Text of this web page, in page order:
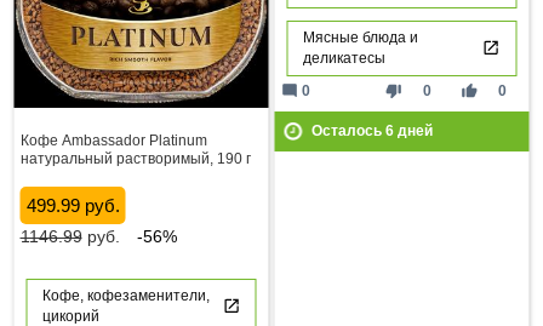
Мясные блюда и
деликатесы
thumb_down 0 thumb_up 0
mode_comment 0
Осталось 6дней
Кофе Ambassador Platinum
натуральный растворимый, 190 г
499.99 руб.
1146.99руб. -56%
Кофе, кофезаменители,
цикорий